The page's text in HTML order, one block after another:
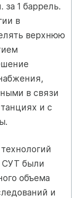
1 баррель.
в
верхнюю
в связи
и с
СУТ были
объема
и